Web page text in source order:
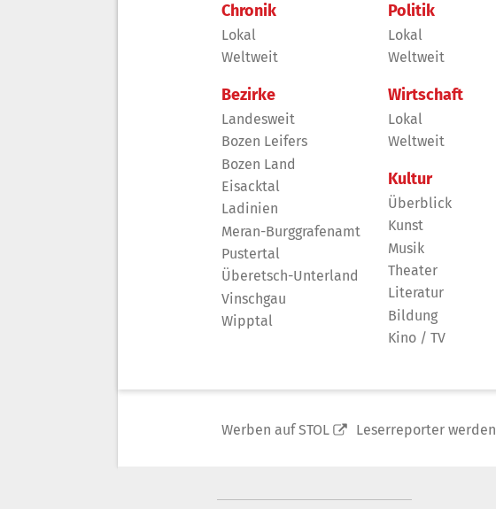
Chronik
Lokal
Weltweit
Bezirke
Landesweit
Bozen Leifers
Bozen Land
Eisacktal
Ladinien
Meran-Burggrafenamt
Pustertal
Überetsch-Unterland
Vinschgau
Wipptal
Politik
Lokal
Weltweit
Wirtschaft
Lokal
Weltweit
Kultur
Überblick
Kunst
Musik
Theater
Literatur
Bildung
Kino / TV
Werben auf STOL Leserreporter werden